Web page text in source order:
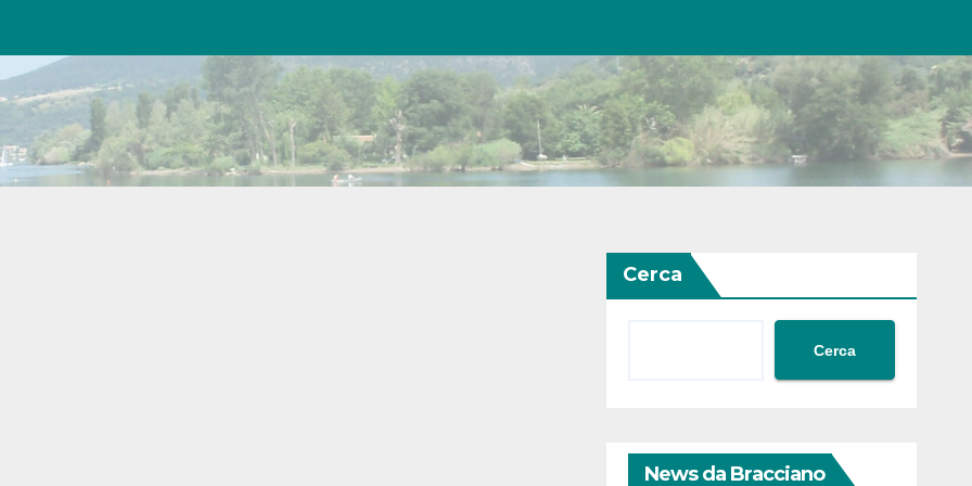
Cerca
Cerca
News da Bracciano